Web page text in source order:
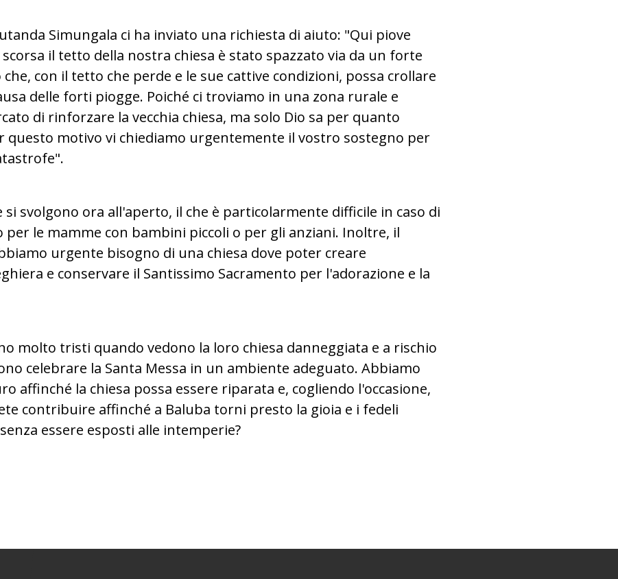
Simungala ci ha inviato una richiesta di aiuto: "Qui piove
il tetto della nostra chiesa è stato spazzato via da un forte
con il tetto che perde e le sue cattive condizioni, possa crollare
delle forti piogge. Poiché ci troviamo in una zona rurale e
di rinforzare la vecchia chiesa, ma solo Dio sa per quanto
questo motivo vi chiediamo urgentemente il vostro sostegno per
svolgono ora all'aperto, il che è particolarmente difficile in caso di
le mamme con bambini piccoli o per gli anziani. Inoltre, il
urgente bisogno di una chiesa dove poter creare
e conservare il Santissimo Sacramento per l'adorazione e la
molto tristi quando vedono la loro chiesa danneggiata e a rischio
celebrare la Santa Messa in un ambiente adeguato. Abbiamo
affinché la chiesa possa essere riparata e, cogliendo l'occasione,
contribuire affinché a Baluba torni presto la gioia e i fedeli
essere esposti alle intemperie?